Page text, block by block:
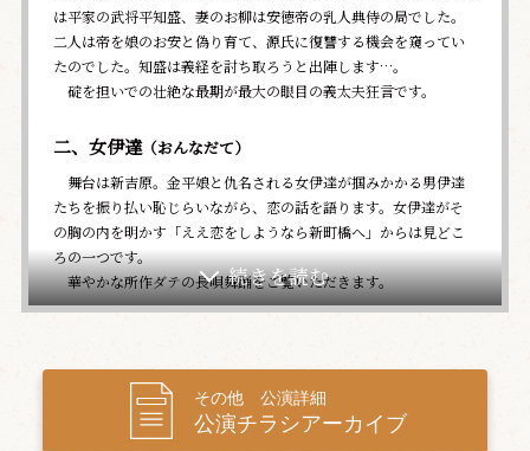
は平家の武将平知盛、妻のお柳は安徳帝の乳人典侍の局でした。
二人は帝を娘のお安と偽り育て、源氏に復讐する機会を窺ってい
たのでした。知盛は義経を討ち取ろうと出陣します…。
碇を担いでの壮絶な最期が最大の眼目の義太夫狂言です。
二、女伊達（おんなだて）
舞台は新吉原。金平娘と仇名される女伊達が掴みかかる男伊達
たちを振り払い恥じらいながら、恋の話を語ります。女伊達がそ
の胸の内を明かす「ええ恋をしようなら新町橋へ」からは見どこ
ろの一つです。
華やかな所作ダテの長唄舞踊をご覧いただきます。
御家人くずれの悪党である片岡直次郎は入谷の蕎麦屋で気の病
に罹った恋人の遊女三千歳を療治する丈賀と出会い三千歳に逢お
うと手紙を託します。三千歳のいる寮へ向かう途中で直次郎は悪
その他 公演詳細
公演チラシアーカイブ